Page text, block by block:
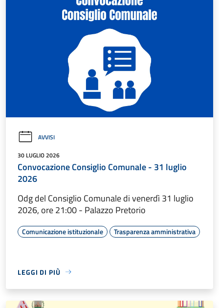
AVVISI
30 LUGLIO 2026
Convocazione Consiglio Comunale - 31 luglio
2026
Odg del Consiglio Comunale di venerdì 31 luglio
2026, ore 21:00 - Palazzo Pretorio
Comunicazione istituzionale Trasparenza amministrativa
LEGGI DI PIÙ